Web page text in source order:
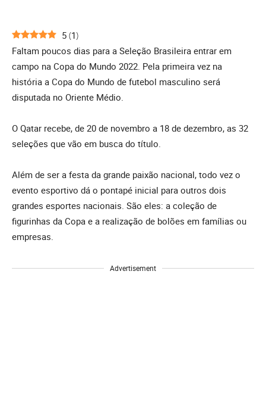
5 (1)
Faltam poucos dias para a Seleção Brasileira entrar em
campo na Copa do Mundo 2022. Pela primeira vez na
história a Copa do Mundo de futebol masculino será
disputada no Oriente Médio.
O Qatar recebe, de 20 de novembro a 18 de dezembro, as 32
seleções que vão em busca do título.
Além de ser a festa da grande paixão nacional, todo vez o
evento esportivo dá o pontapé inicial para outros dois
grandes esportes nacionais. São eles: a coleção de
figurinhas da Copa e a realização de bolões em famílias ou
empresas.
Advertisement